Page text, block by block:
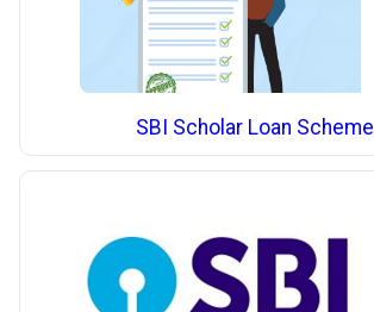
SBI Scholar Loan Scheme